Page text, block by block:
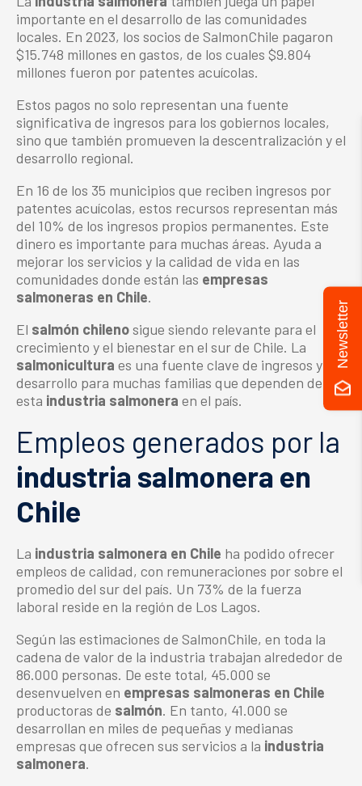
importante en el desarrollo de las comunidades
locales. En 2023, los socios de SalmonChile pagaron
$15.748 millones en gastos, de los cuales $9.804
millones fueron por patentes acuícolas.
Estos pagos no solo representan una fuente
significativa de ingresos para los gobiernos locales,
sino que también promueven la descentralización y el
desarrollo regional.
En 16 de los 35 municipios que reciben ingresos por
patentes acuícolas, estos recursos representan más
del 10% de los ingresos propios permanentes. Este
dinero es importante para muchas áreas. Ayuda a
mejorar los servicios y la calidad de vida en las
comunidades donde están las empresas
salmoneras en Chile.
El salmón chilenosigue siendo relevante para el
crecimiento y el bienestar en el sur de Chile. La
salmonicultura es una fuente clave de ingresos y
desarrollo para muchas familias que dependen de
esta industria salmonera en el país.
Empleos generados por la
industria salmonera en
Chile
La industria salmonera en Chile ha podido ofrecer
empleos de calidad, con remuneraciones por sobre el
promedio del sur del país. Un 73% de la fuerza
laboral reside en la región de Los Lagos.
Según las estimaciones de SalmonChile, en toda la
cadena de valor de la industria trabajan alrededor de
86.000 personas. De este total, 45.000 se
desenvuelven en empresas salmoneras en Chile
productoras de salmón. En tanto, 41.000 se
desarrollan en miles de pequeñas y medianas
empresas que ofrecen sus servicios a la industria
salmonera.
Newsletter